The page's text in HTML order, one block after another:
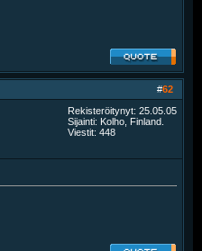
#62
Rekisteröitynyt: 25.05.05
Sijainti: Kolho, Finland.
Viestit: 448